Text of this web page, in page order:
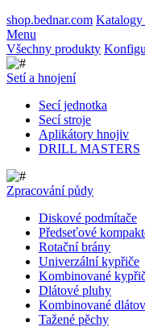
shop.bednar.com Katalogy
Menu
Všechny produkty
Setí a hnojení
Secí jednotka
Secí stroje
Aplikátory hnojiv
DRILL MASTERS
Zpracování půdy
Diskové podmítače
Předseťové
Rotační brány
Univerzální kypřiče
Kombinované
Dlátové pluhy
Kombinované
Tažené pěchy